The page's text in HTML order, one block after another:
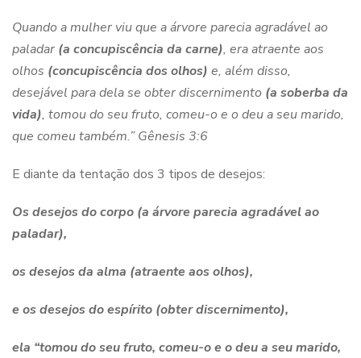
Quando a mulher viu que a árvore parecia agradável ao
paladar (a concupiscência da carne), era atraente aos
olhos (concupiscência dos olhos) e, além disso,
desejável para dela se obter discernimento (a soberba da
vida), tomou do seu fruto, comeu-o e o deu a seu marido,
que comeu também.”Gênesis 3:6
E diante da tentação dos 3 tipos de desejos:
Os desejos do corpo (a árvore parecia agradável ao
paladar),
os desejos da alma (atraente aos olhos),
e os desejos do espírito (obter discernimento),
ela “tomou do seu fruto, comeu-o e o deu a seu marido,